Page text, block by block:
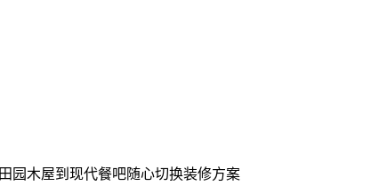
园木屋到现代餐吧随心切换装修方案